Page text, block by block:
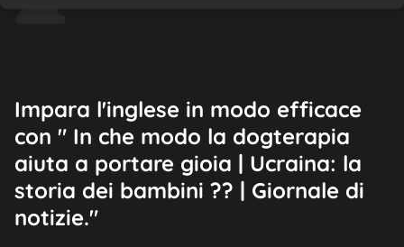
Impara l'inglese in modo efficace
con " In che modo la dogterapia
aiuta a portare gioia | Ucraina: la
storia dei bambini ?? | Giornale di
notizie."